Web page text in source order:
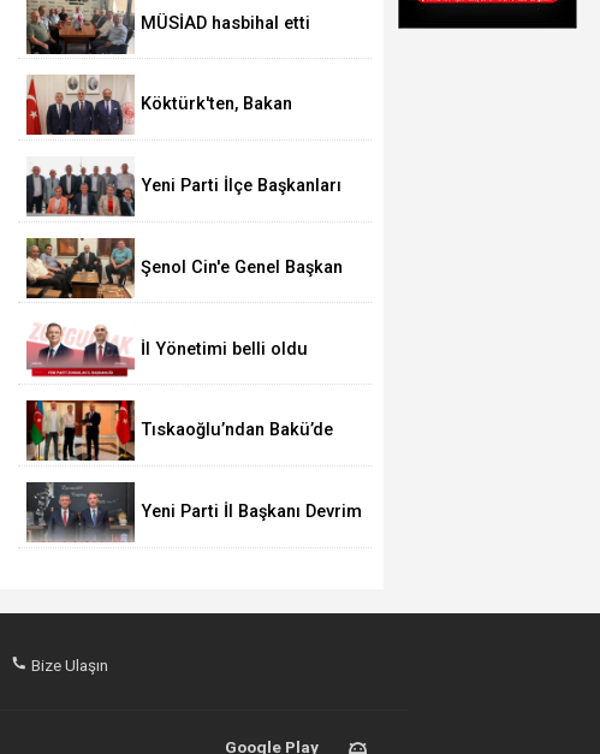
Çaycuma Heyeti Sabantuy Bayramı için
MÜSİAD hasbihal etti
Köktürk'ten, Bakan
Yeni Parti İlçe Başkanları
Şenol Cin'e Genel Başkan
İl Yönetimi belli oldu
Tıskaoğlu’ndan Bakü’de
Yeni Parti İl Başkanı Devrim
Bize Ulaşın
Google Play